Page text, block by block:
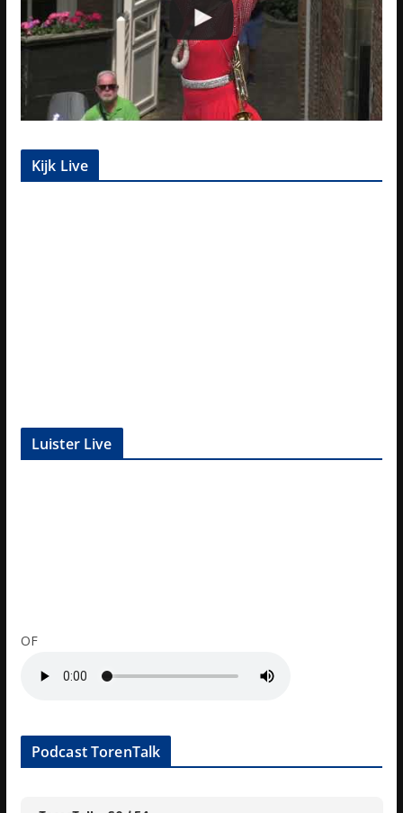
Kijk Live
Luister Live
OF
Podcast TorenTalk